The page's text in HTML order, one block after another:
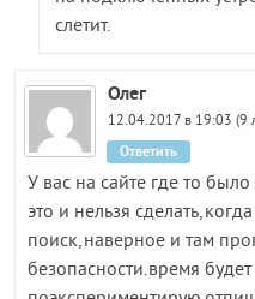
слетит.
Олег
12.04.2017 в 19:03 (9
У вас на сайте где то
это и нельзя
поиск,наверное и там
безопасности.время будет
Ответить